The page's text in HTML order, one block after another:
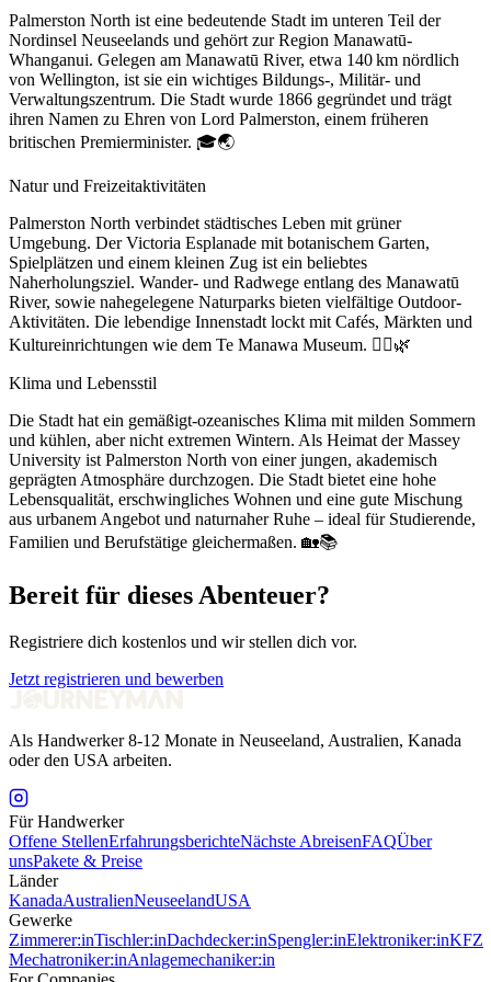
Palmerston North ist eine bedeutende Stadt im unteren Teil der
Nordinsel Neuseelands und gehört zur Region Manawatū-
Whanganui. Gelegen am Manawatū River, etwa 140 km nördlich
von Wellington, ist sie ein wichtiges Bildungs-, Militär- und
Verwaltungszentrum. Die Stadt wurde 1866 gegründet und trägt
ihren Namen zu Ehren von Lord Palmerston, einem früheren
britischen Premierminister. 🎓🌏
Natur und Freizeitaktivitäten
Palmerston North verbindet städtisches Leben mit grüner
Umgebung. Der Victoria Esplanade mit botanischem Garten,
Spielplätzen und einem kleinen Zug ist ein beliebtes
Naherholungsziel. Wander- und Radwege entlang des Manawatū
River, sowie nahegelegene Naturparks bieten vielfältige Outdoor-
Aktivitäten. Die lebendige Innenstadt lockt mit Cafés, Märkten und
Kultureinrichtungen wie dem Te Manawa Museum. 🚴‍♂️🌿
Klima und Lebensstil
Die Stadt hat ein gemäßigt-ozeanisches Klima mit milden Sommern
und kühlen, aber nicht extremen Wintern. Als Heimat der Massey
University ist Palmerston North von einer jungen, akademisch
geprägten Atmosphäre durchzogen. Die Stadt bietet eine hohe
Lebensqualität, erschwingliches Wohnen und eine gute Mischung
aus urbanem Angebot und naturnaher Ruhe – ideal für Studierende,
Familien und Berufstätige gleichermaßen. 🏡📚
Bereit für dieses Abenteuer?
Registriere dich kostenlos und wir stellen dich vor.
Jetzt registrieren und bewerben
Als Handwerker 8-12 Monate in Neuseeland, Australien, Kanada
oder den USA arbeiten.
Für Handwerker
Offene StellenErfahrungsberichteNächste AbreisenFAQÜber
unsPakete & Preise
Länder
KanadaAustralienNeuseelandUSA
Gewerke
Zimmerer:inTischler:inDachdecker:inSpengler:inElektroniker:inKFZ
Mechatroniker:inAnlagemechaniker:in